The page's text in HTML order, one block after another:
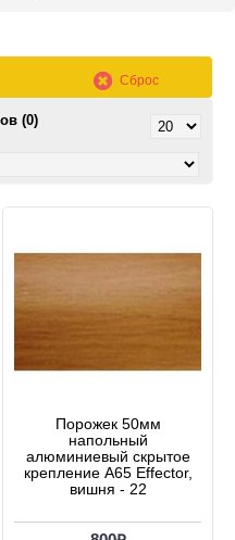
Сброс
(0)
Порожек 50мм
напольный
алюминиевый скрытое
крепление А65 Effector,
вишня - 22